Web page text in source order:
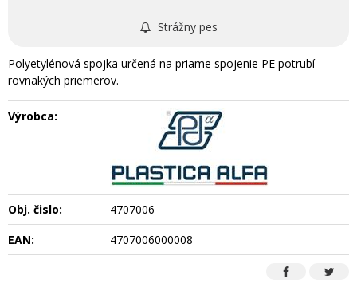
Strážny pes
Polyetylénová spojka určená na priame spojenie PE potrubí
rovnakých priemerov.
Výrobca:
Obj. čislo:
4707006
EAN:
4707006000008